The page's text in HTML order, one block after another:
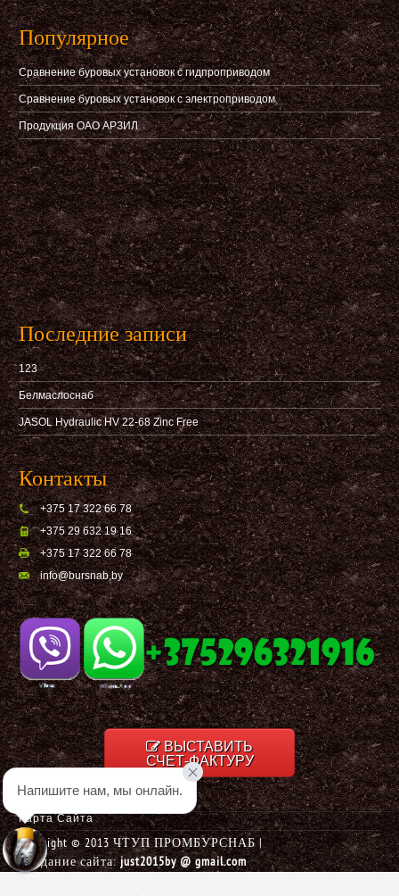
Популярное
Сравнение буровых установок с гидпроприводом
Сравнение буровых установок с электроприводом
Продукция ОАО АРЗИЛ
Последние записи
123
Белмаслоснаб
JASOL Hydraulic HV 22-68 Zinc Free
Контакты
+375 17 322 66 78
+375 29 632 19 16
+375 17 322 66 78
info@bursnab,by
ВЫСТАВИТЬ
СЧЕТ-ФАКТУРУ
Карта Сайта
Copyright © 2013 ЧТУП ПРОМБУРСНАБ |
Создание сайта:just2015by @ gmail.com
Напишите нам, мы онлайн.